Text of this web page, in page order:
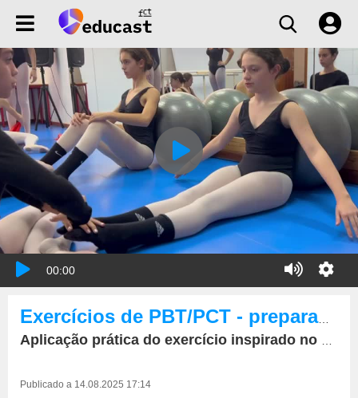
00:00
Exercícios de PBT/PCT - preparação para meio aquático
Aplicação prática do exercício inspirado no Unlock the back
Publicado a 14.08.2025 17:14